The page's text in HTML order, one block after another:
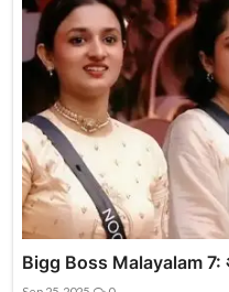
Bigg Boss Malayalam 7: